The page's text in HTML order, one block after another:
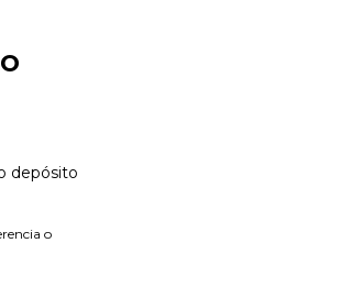
depósito
o